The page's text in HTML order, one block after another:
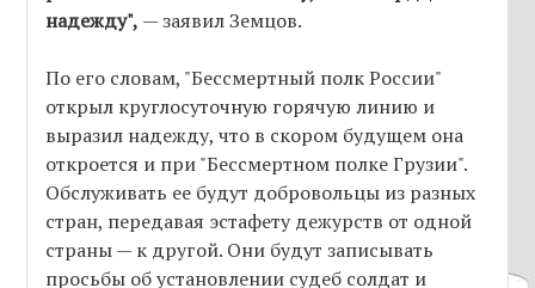
надежду", — заявил Земцов.
По его словам, "Бессмертный полк России"
открыл круглосуточную горячую линию и
выразил надежду, что в скором будущем она
откроется и при "Бессмертном полке Грузии".
Обслуживать ее будут добровольцы из разных
стран, передавая эстафету дежурств от одной
страны — к другой. Они будут записывать
просьбы об установлении судеб солдат и